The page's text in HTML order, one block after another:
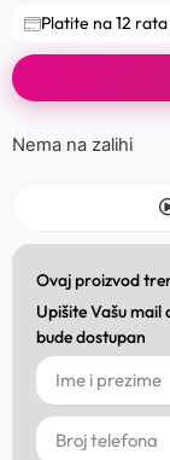
Platite na 12
Nema na zalihi
Ovaj proizvod
Upišite Vašu
bude dostupan